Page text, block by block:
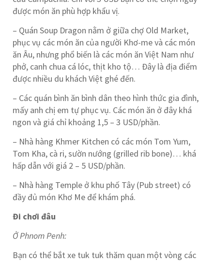
được món ăn phù hợp khẩu vị.
– Quán Soup Dragon nằm ở giữa chợ Old Market,
phục vụ các món ăn của người Khơ-me và các món
ăn Âu, nhưng phổ biến là các món ăn Việt Nam như
phở, canh chua cá lóc, thịt kho tộ… Đây là địa điểm
được nhiều du khách Việt ghé đến.
– Các quán bình ăn bình dân theo hình thức gia đình,
mấy anh chị em tự phục vụ. Các món ăn ở đây khá
ngon và giá chỉ khoảng 1,5 – 3 USD/phần.
– Nhà hàng Khmer Kitchen có các món Tom Yum,
Tom Kha, cà ri, sườn nướng (grilled rib bone)… khá
hấp dẫn với giá 2 – 5 USD/phần.
– Nhà hàng Temple ở khu phố Tây (Pub street) có
đầy đủ món Khơ Me để khám phá.
Đi chơi đâu
Ở Phnom Penh:
Bạn có thể bắt xe tuk tuk thăm quan một vòng các